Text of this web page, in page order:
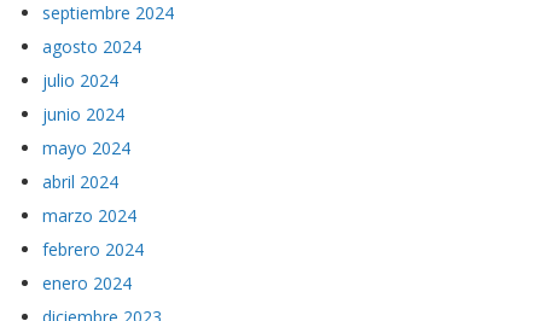
septiembre 2024
agosto 2024
julio 2024
junio 2024
mayo 2024
abril 2024
marzo 2024
febrero 2024
enero 2024